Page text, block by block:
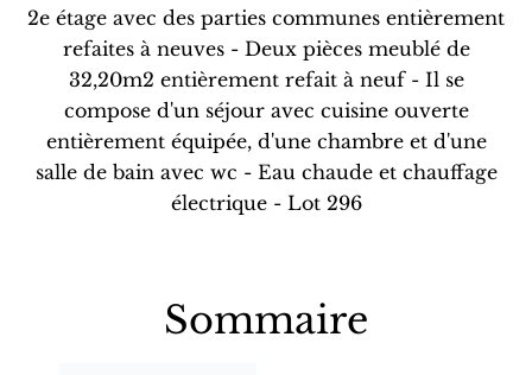
2e étage avec des parties communes entièrement
refaites à neuves - Deux pièces meublé de
32,20m2 entièrement refait à neuf - Il se
compose d'un séjour avec cuisine ouverte
entièrement équipée, d'une chambre et d'une
salle de bain avec wc - Eau chaude et chauffage
électrique - Lot 296
Sommaire